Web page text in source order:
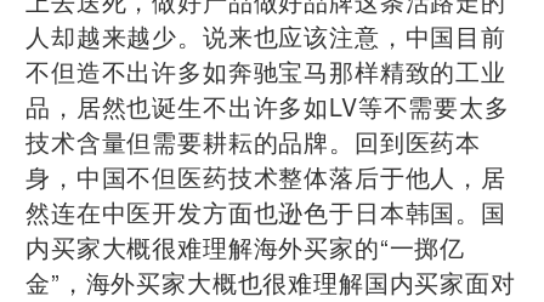
人却越来越少。说来也应该注意，中国目前
不但造不出许多如奔驰宝马那样精致的工业
品，居然也诞生不出许多如LV等不需要太多
技术含量但需要耕耘的品牌。回到医药本
身，中国不但医药技术整体落后于他人，居
然连在中医开发方面也逊色于日本韩国。国
内买家大概很难理解海外买家的“一掷亿
金”，海外买家大概也很难理解国内买家面对